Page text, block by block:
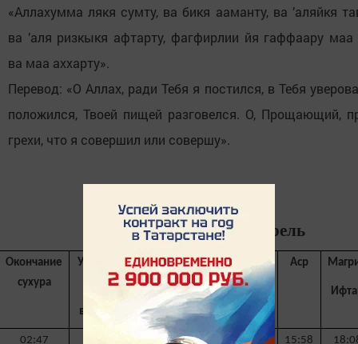
«Аллахумма лякя сумту, ва бикя ааманту, ва ’аляйкя
ва ’аля ризкыкя афтарту, фагфирлии йя гаффаару
ва маа аххарту».
Перевод: «О Аллах, ради Тебя я постился, в Тебя
положился, Твоей пищей разговелся. О, Прощающий,
грехи, что я совершил или совершу».
Время намаза на апрель
Окончание
сухура
Утренний
намаз
в мечети
Восход Заваль Зухр Аср
02:47 05:01 11:34 12:00 15:58